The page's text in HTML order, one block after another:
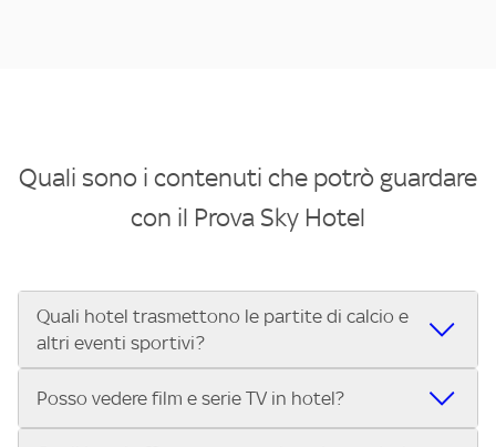
Quali sono i contenuti che potrò guardare
con il Prova Sky Hotel
Quali hotel trasmettono le partite di calcio e
altri eventi sportivi?
Se cerchi un hotel dove poter vedere le partite di Serie A,
Posso vedere film e serie TV in hotel?